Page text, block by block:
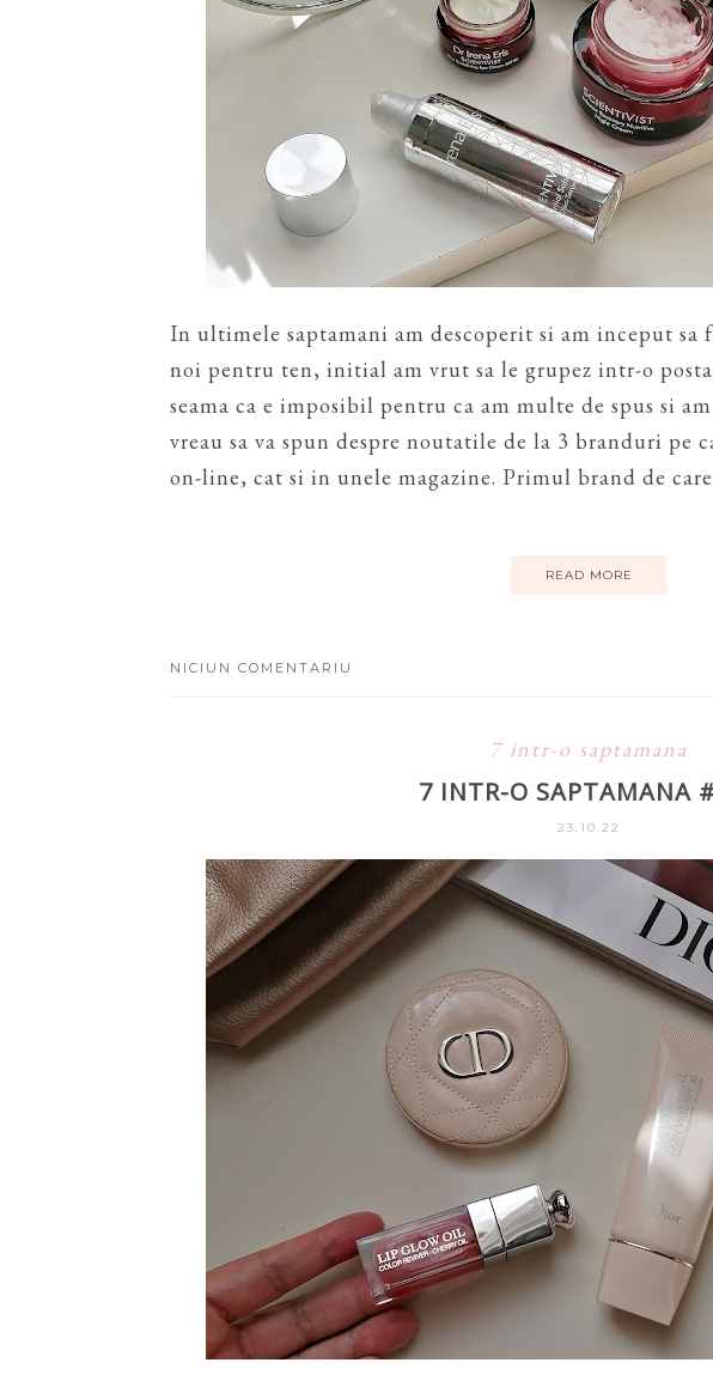
In ultimele saptamani am descoperit si am inceput sa
noi pentru ten, initial am vrut sa le grupez intr-o
seama ca e imposibil pentru ca am multe de spus si
vreau sa va spun despre noutatile de la 3 branduri pe
on-line, cat si in unele magazine. Primul brand de care
READ MORE
NICIUN COMENTARIU
7 intr-o saptamana
7 INTR-O SAPTAMANA
23.10.22